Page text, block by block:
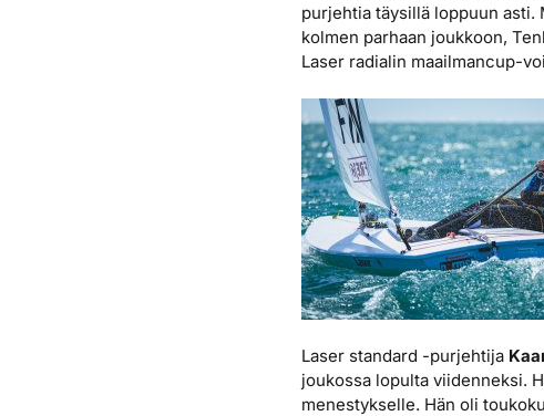
purjehtia täysillä loppuun
kolmen parhaan joukkoon,
Laser radialin maailmancup-
Laser standard -purjehtija
joukossa lopulta viidenneksi.
menestykselle. Hän oli